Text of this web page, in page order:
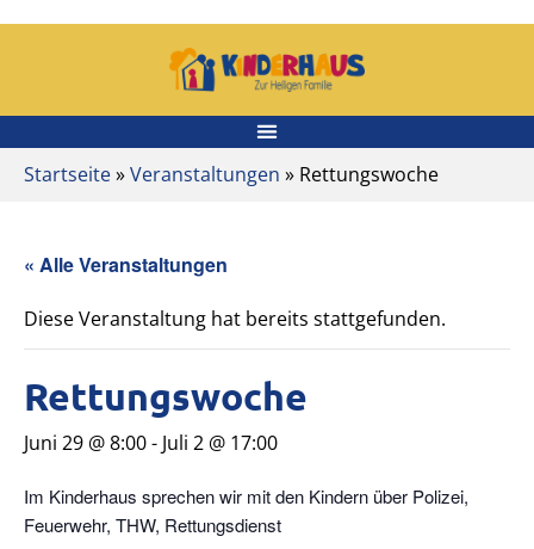
Startseite»Veranstaltungen » Rettungswoche
« Alle Veranstaltungen
Diese Veranstaltung hat bereits stattgefunden.
Rettungswoche
Juni 29 @ 8:00- Juli 2 @ 17:00
Im Kinderhaus sprechen wir mit den Kindern über Polizei,
Feuerwehr, THW, Rettungsdienst